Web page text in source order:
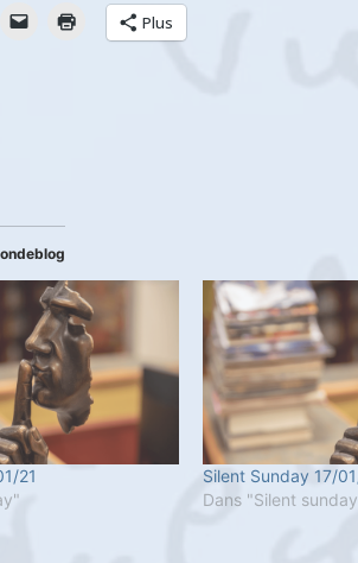
Plus
21
Silent Sunday 17/
Dans "Silent